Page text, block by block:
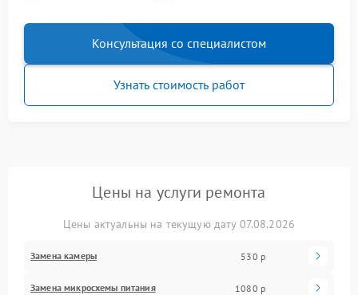
Консультация со специалистом
Узнать стоимость работ
Цены на услуги ремонта
Цены актуальны на текущую дату 07.08.2026
Замена камеры 530 р
Замена микросхемы питания 1080 р